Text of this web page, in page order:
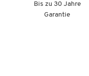
Bis zu 30 Jahre
Garantie